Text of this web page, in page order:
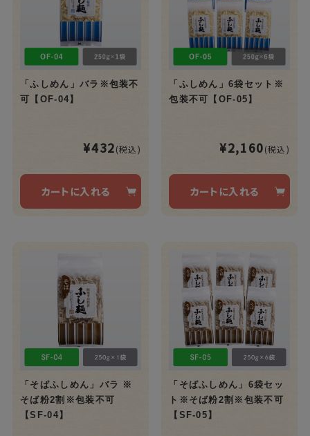
「ふしめん」バラ※包装不
可【OF-04】
¥432(税込)
カートに入れる
「ふしめん」6袋セット※
包装不可【OF-05】
¥2,160(税込)
カートに入れる
「そばふしめん」バラ ※
そば粉2割※包装不可
【SF-04】
「そばふしめん」6袋セッ
ト※そば粉2割※包装不可
【SF-05】